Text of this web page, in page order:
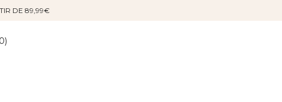
DE 89,99€
0